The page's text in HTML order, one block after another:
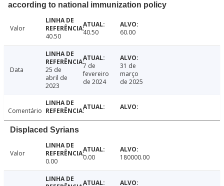
according to national immunization policy
Valor
40.50
40.50 60.00
Data
25 de
abril de
2023
7 de
fevereiro
de 2024
31 de
março
de 2025
Comentário
Displaced Syrians
Valor
0.00
0.00 180000.00